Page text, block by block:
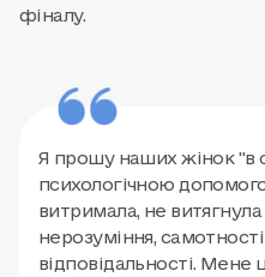
фіналу.
Я прошу наших жінок "в
психологічною
витримала, не
нерозуміння,
відповідальності. Мене